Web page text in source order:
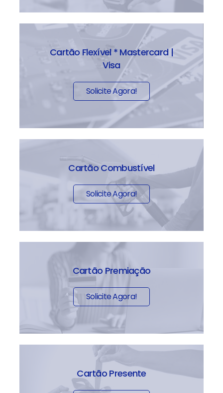
Cartão Flexível * Mastercard |
Visa
Solicite Agora!
Cartão Combustível
Solicite Agora!
Cartão Premiação
Solicite Agora!
Cartão Presente